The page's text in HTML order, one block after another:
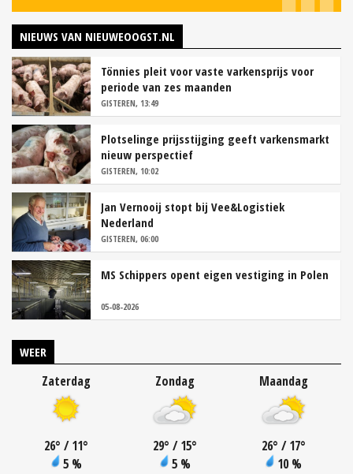
NIEUWS VAN NIEUWEOOGST.NL
Tönnies pleit voor vaste varkensprijs voor
periode van zes maanden
GISTEREN, 13:49
Plotselinge prijsstijging geeft varkensmarkt
nieuw perspectief
GISTEREN, 10:02
Jan Vernooij stopt bij Vee&Logistiek
Nederland
GISTEREN, 06:00
MS Schippers opent eigen vestiging in Polen
05-08-2026
WEER
Zaterdag
26° / 11°
5 %
Zondag
29° / 15°
5 %
Maandag
26° / 17°
10 %